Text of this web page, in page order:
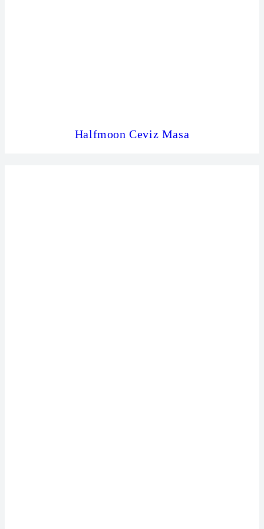
Halfmoon Ceviz Masa